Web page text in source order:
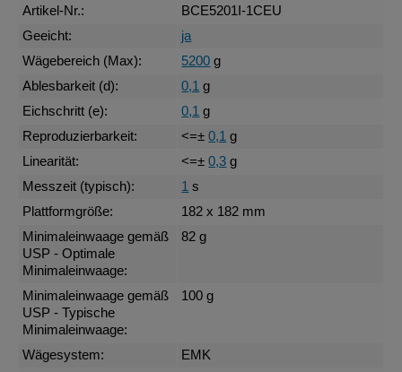
Artikel-Nr.:
BCE5201I-1CEU
Geeicht:
ja
Wägebereich (Max):
5200 g
Ablesbarkeit (d):
0,1 g
Eichschritt (e):
0,1 g
Reproduzierbarkeit:
<=±0,1 g
Linearität:
<=±0,3 g
Messzeit (typisch):
1 s
Plattformgröße:
182 x 182 mm
Minimaleinwaage gemäß
USP - Optimale
Minimaleinwaage:
82 g
Minimaleinwaage gemäß
USP - Typische
Minimaleinwaage:
100 g
Wägesystem:
EMK